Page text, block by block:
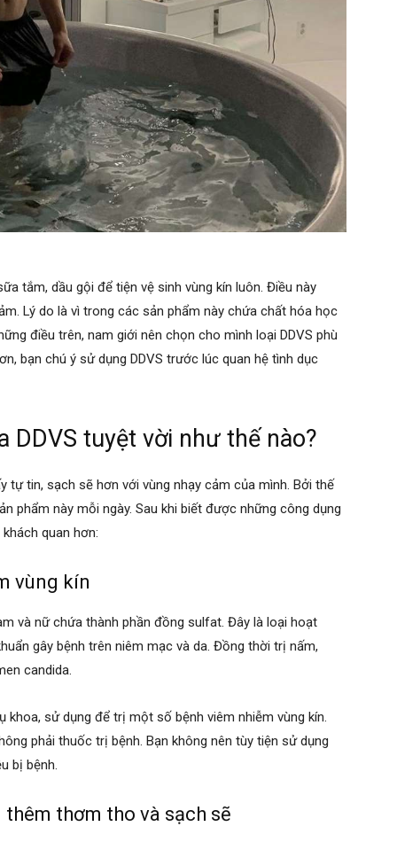
tắm, dầu gội để tiện vệ sinh vùng kín luôn. Điều này
Lý do là vì trong các sản phẩm này chứa chất hóa học
điều trên, nam giới nên chọn cho mình loại DDVS phù
bạn chú ý sử dụng DDVS trước lúc quan hệ tình dục
DDVS tuyệt vời như thế nào?
tự tin, sạch sẽ hơn với vùng nhạy cảm của mình. Bởi thế
phẩm này mỗi ngày. Sau khi biết được những công dụng
quan hơn:
vùng kín
và nữ chứa thành phần đồng sulfat. Đây là loại hoạt
gây bệnh trên niêm mạc và da. Đồng thời trị nấm,
candida.
sử dụng để trị một số bệnh viêm nhiễm vùng kín.
phải thuốc trị bệnh. Bạn không nên tùy tiện sử dụng
bị bệnh.
thơm tho và sạch sẽ